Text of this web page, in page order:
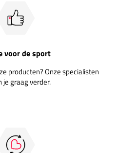
voor de sport
producten? Onze specialisten
je graag verder.